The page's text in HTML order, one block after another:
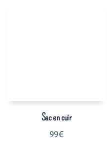
Sac en cuir
99€